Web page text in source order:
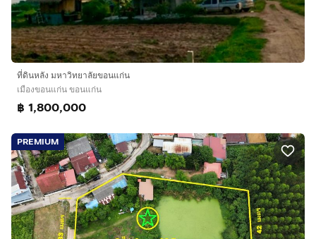
ที่ดินหลัง มหาวิทยาลัยขอนแก่น
เมืองขอนแก่น ขอนแก่น
฿ 1,800,000
PREMIUM